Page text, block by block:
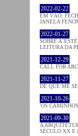
2022-02-22
EM VÃO:
JANELA
2022-01-27
SOBRE A
LEITURA DA
2021-12-29
CALL FOR
2021-11-27
DE QUE ME
2021-10-26
'OS
2021-09-30
A
SÉCULO XX E